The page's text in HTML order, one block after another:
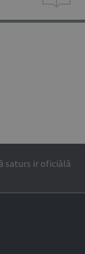
saturs ir oficiālā